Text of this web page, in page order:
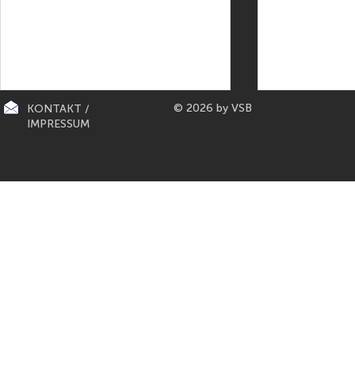
KONTAKT /
IMPRESSUM
© 2026 by VSB